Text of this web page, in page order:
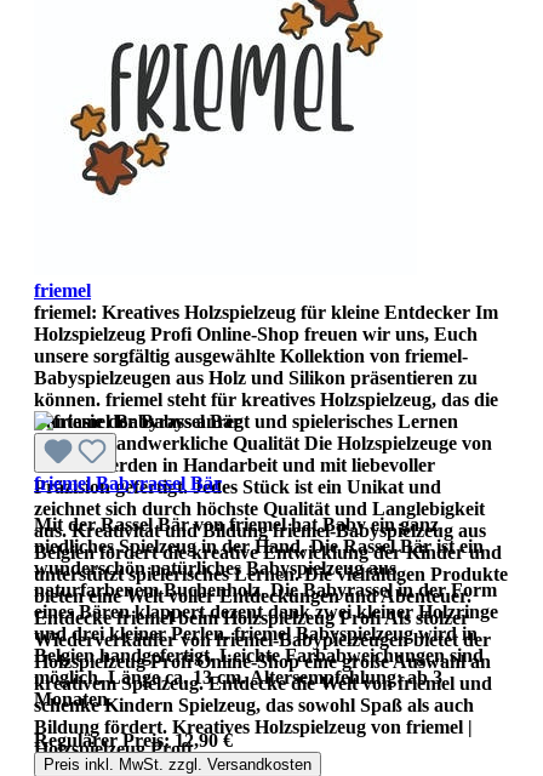
friemel
friemel: Kreatives Holzspielzeug für kleine Entdecker Im
Holzspielzeug Profi Online-Shop freuen wir uns, Euch
unsere sorgfältig ausgewählte Kollektion von friemel-
Babyspielzeugen aus Holz und Silikon präsentieren zu
können. friemel steht für kreatives Holzspielzeug, das die
Fantasie der Babys anregt und spielerisches Lernen
fördert. Handwerkliche Qualität Die Holzspielzeuge von
friemel werden in Handarbeit und mit liebevoller
Präzision gefertigt. Jedes Stück ist ein Unikat und
zeichnet sich durch höchste Qualität und Langlebigkeit
aus. Kreativität und Bildung friemel-Babyspielzeug aus
Belgien fördert die kreative Entwicklung der Kinder und
unterstützt spielerisches Lernen. Die vielfältigen Produkte
bieten eine Welt voller Entdeckungen und Abenteuer.
Entdecke friemel beim Holzspielzeug Profi Als stolzer
Wiederverkäufer von friemel-Babypielzeugen bietet der
Holzspielzeug Profi Online-Shop eine große Auswahl an
kreativem Spielzeug. Entdecke die Welt von friemel und
schenke Kindern Spielzeug, das sowohl Spaß als auch
Bildung fördert. Kreatives Holzspielzeug von friemel |
Holzspielzeug Profi
friemel Babyrassel Bär
Mit der Rassel Bär von friemel hat Baby ein ganz
niedliches Spielzeug in der Hand. Die Rassel Bär ist ein
wunderschön natürliches Babyspielzeug aus
naturfarbenem Buchenholz. Die Babyrassel in der Form
eines Bären klappert dezent dank zwei kleiner Holzringe
und drei kleiner Perlen. friemel Babyspielzeug wird in
Belgien handgefertigt. Leichte Farbabweichungen sind
möglich. Länge ca. 13 cm. Altersempfehlung: ab 3
Monaten.
Regulärer Preis:12,90 €
Preis inkl. MwSt. zzgl. Versandkosten